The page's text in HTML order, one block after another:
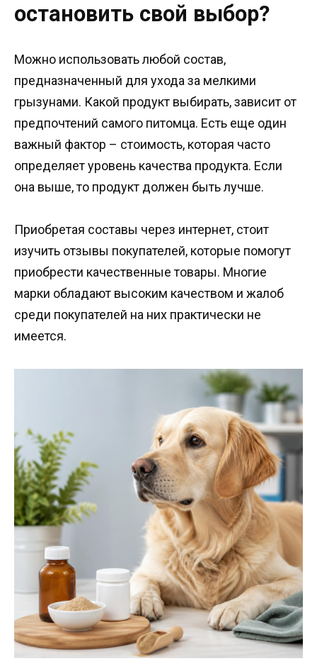
остановить свой выбор?
Можно использовать любой состав,
предназначенный для ухода за мелкими
грызунами. Какой продукт выбирать, зависит от
предпочтений самого питомца. Есть еще один
важный фактор – стоимость, которая часто
определяет уровень качества продукта. Если
она выше, то продукт должен быть лучше.
Приобретая составы через интернет, стоит
изучить отзывы покупателей, которые помогут
приобрести качественные товары. Многие
марки обладают высоким качеством и жалоб
среди покупателей на них практически не
имеется.